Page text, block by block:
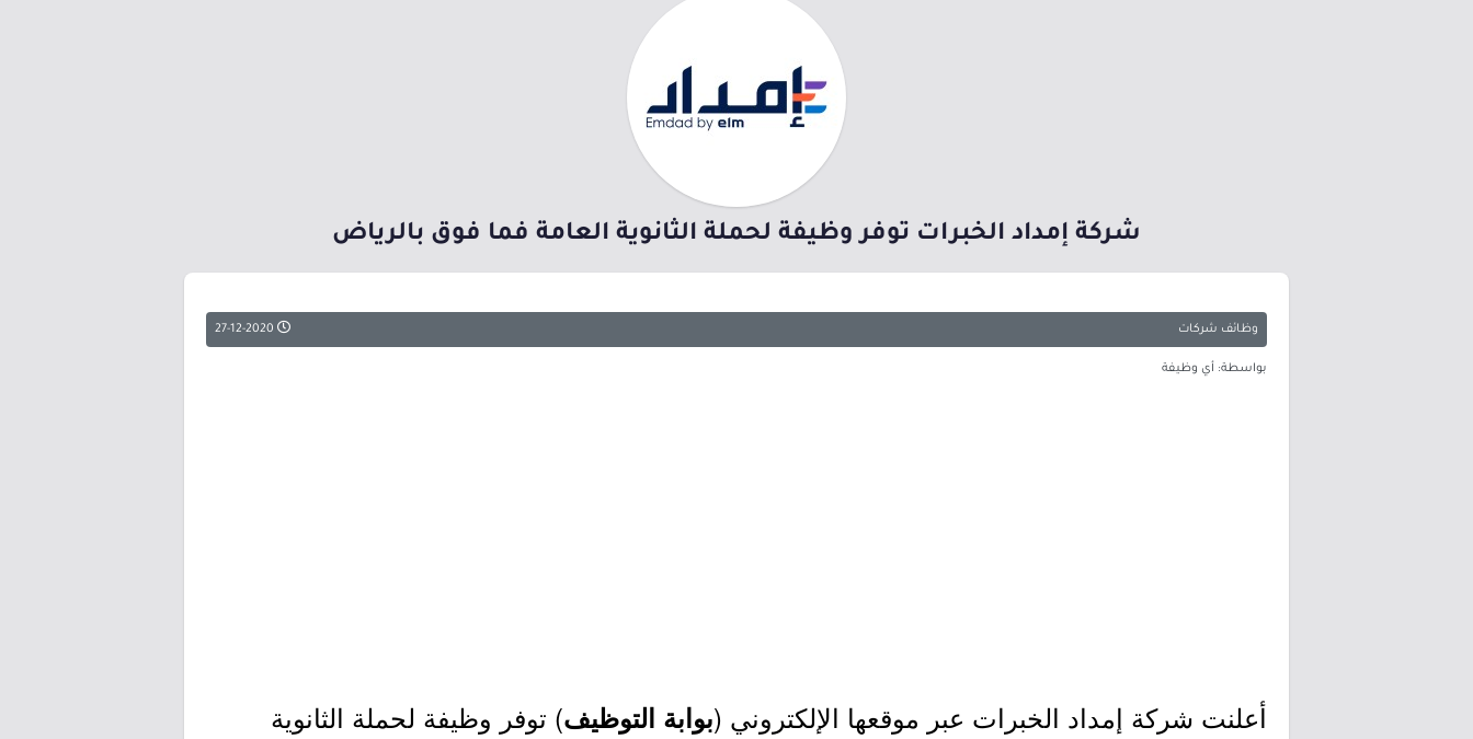
شركة إمداد الخبرات توفر وظيفة لحملة الثانوية العامة فما فوق بالرياض
وظائف شركات
بواسطة: أي وظيفة
أعلنت شركة إمداد الخبرات عبر موقعها الإلكتروني (بوابة التوظيف) توفر وظيفة لحملة الثانوية